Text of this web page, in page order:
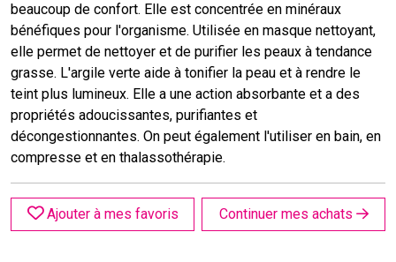
beaucoup de confort. Elle est concentrée en minéraux
bénéfiques pour l'organisme. Utilisée en masque nettoyant,
elle permet de nettoyer et de purifier les peaux à tendance
grasse. L'argile verte aide à tonifier la peau et à rendre le
teint plus lumineux. Elle a une action absorbante et a des
propriétés adoucissantes, purifiantes et
décongestionnantes. On peut également l'utiliser en bain, en
compresse et en thalassothérapie.
Ajouter à mes favoris Continuer mes achats